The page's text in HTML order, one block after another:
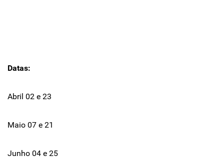
Datas:
Abril 02 e 23
Maio 07 e 21
Junho 04 e 25